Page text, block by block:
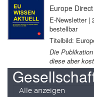
Europe
E-Newsletter |
bestellbar
Titelbild:
Die
diese aber
Alle anzeigen